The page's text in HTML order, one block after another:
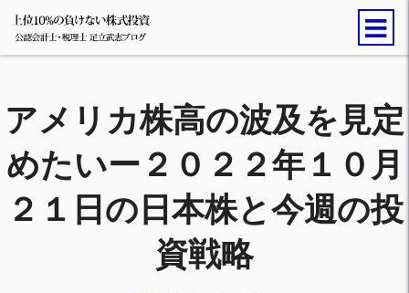
アメリカ株高の波及を見定
めたいー２０２２年１０月
２１日の日本株と今週の投
資戦略